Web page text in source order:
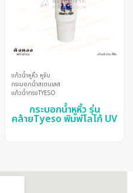
แก้วน้ำหูหิ้ว หูจับ
กระบอกน้ำสเตนเลส
แก้วน้ำทรงTYESO
กระบอกน้ำหูหิ้ว รุ่น
คล้ายTyeso พิมพ์โลโก้ UV